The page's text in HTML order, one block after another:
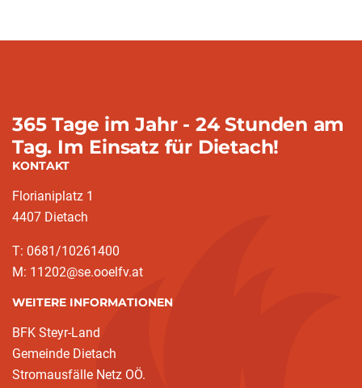
365 Tage im Jahr - 24 Stunden am
Tag. Im Einsatz für Dietach!
KONTAKT
Florianiplatz 1
4407 Dietach
T: 0681/10261400
M: 11202@se.ooelfv.at
WEITERE INFORMATIONEN
BFK Steyr-Land
Gemeinde Dietach
Stromausfälle Netz OÖ.